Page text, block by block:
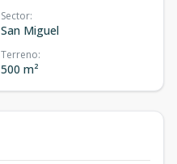
Sector:
San Miguel
Terreno:
500 m²